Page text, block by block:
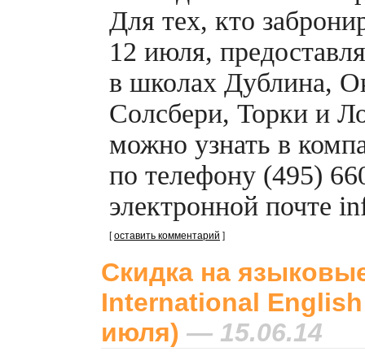
Для тех, кто
12 июля,
в школах Дублина,
Солсбери, Торки и
можно узнать в
по телефону (495)
электронной почте
[оставить комментарий ]
Скидка на
International
июля) — 15.06.14